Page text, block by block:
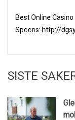
Вest Onlinе Саsinо
Sрeеns: http://
SISTE